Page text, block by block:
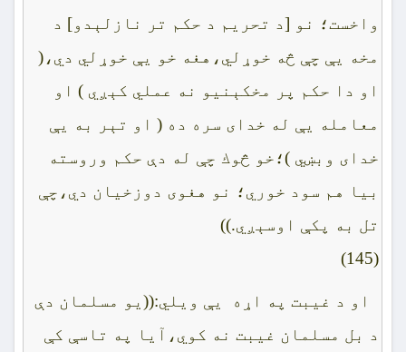
واخست؛ نو [د تحريم د حكم تر نازلېدو] د
مخه يې چې څه خوړلي،هغه خو يې خوړلي دي،(
او دا حكم پر مخكېنيو نه عملي كېږي ) او
معامله يې له خداى سره ده ( او تېر به يې
خداى وبښي )؛خو څوك چې له دې حكم وروسته
بيا هم سود خوري؛ نو هغوى دوزخيان دي،چې
تل به پكې اوسېږي.))
(145)
او د غيبت په اړه يې ويلي:((يو مسلمان دې
د بل مسلمان غيبت نه کوي،آيا په تاسې کې